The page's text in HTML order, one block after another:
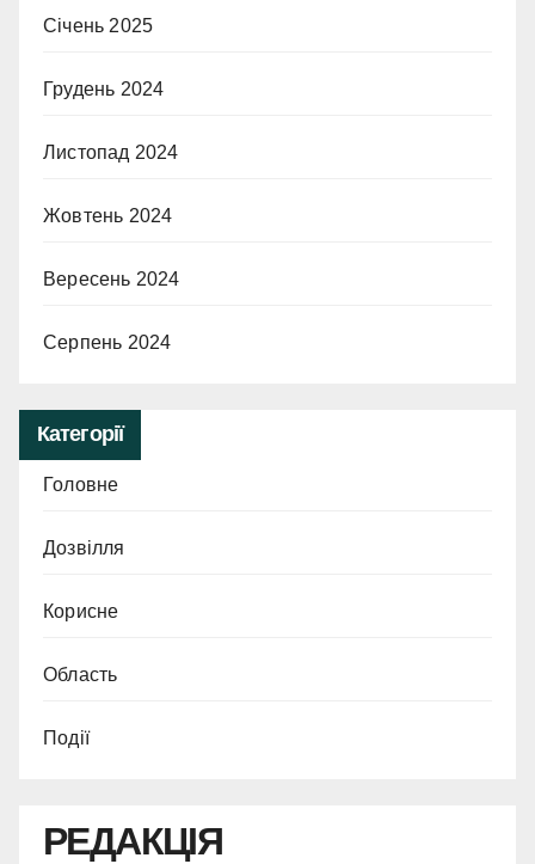
Січень 2025
Грудень 2024
Листопад 2024
Жовтень 2024
Вересень 2024
Серпень 2024
Категорії
Головне
Дозвілля
Корисне
Область
Події
РЕДАКЦІЯ